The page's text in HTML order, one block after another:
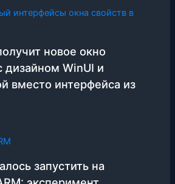
новое окно
дизайном WinUI и
вместо интерфейса из
запустить на